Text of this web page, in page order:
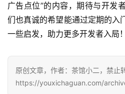
广告点位”的内容，期待与开发
们也真诚的希望能通过定期的入
一些启发，助力更多开发者入局！
原创文章，作者：茶馆小二，禁止
https://youxichaguan.com/